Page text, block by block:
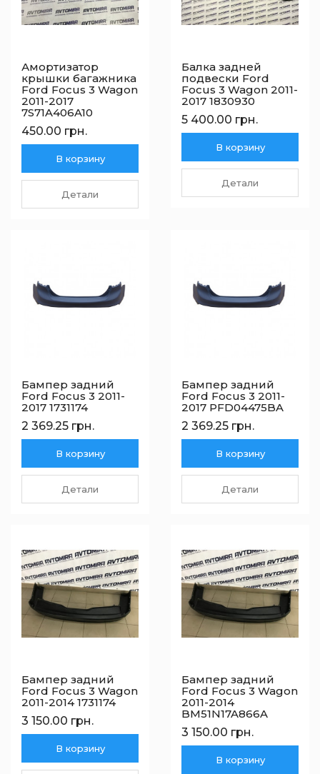
Амортизатор
крышки багажника
Ford Focus 3 Wagon
2011-2017
7S71A406A10
450.00 грн.
В корзину
Детали
Балка задней
подвески Ford
Focus 3 Wagon 2011-
2017 1830930
5 400.00 грн.
В корзину
Детали
Бампер задний
Ford Focus 3 2011-
2017 1731174
2 369.25 грн.
В корзину
Детали
Бампер задний
Ford Focus 3 2011-
2017 PFD04475BA
2 369.25 грн.
В корзину
Детали
Бампер задний
Ford Focus 3 Wagon
2011-2014 1731174
3 150.00 грн.
В корзину
Бампер задний
Ford Focus 3 Wagon
2011-2014
BM51N17A866A
3 150.00 грн.
В корзину